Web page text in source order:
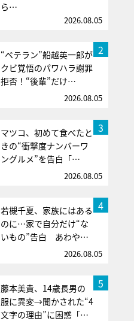
ら…
2026.08.05
2
“ベテラン”船越英一郎が
クビ覚悟のパワハラ謝罪
拒否！“後輩”だけ…
2026.08.05
3
マツコ、初めて食べたと
きの“衝撃度ナンバーワ
ングルメ”を告白「…
2026.08.05
4
若槻千夏、家族にはある
のに…家で自分だけ“な
いもの”告白 あわや…
2026.08.05
5
藤本美貴、14歳長男の
服に異変→聞かされた“4
文字の理由”に困惑「…